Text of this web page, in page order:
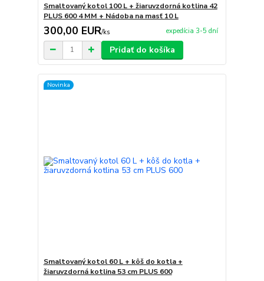
Smaltovaný kotol 100 L + žiaruvzdorná kotlina 42
PLUS 600 4 MM + Nádoba na masť 10 L
300,00 EUR/ks expedícia 3-5 dní
Pridať do košíka
Novinka
Smaltovaný kotol 60 L + kôš do kotla +
žiaruvzdorná kotlina 53 cm PLUS 600